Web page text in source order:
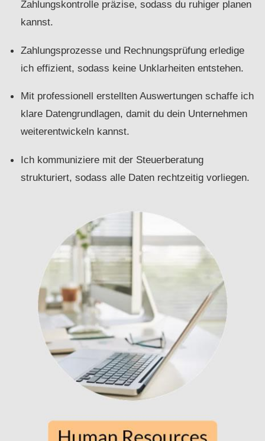
Zahlungskontrolle präzise, sodass du ruhiger planen
kannst.
Zahlungsprozesse und Rechnungsprüfung erledige
ich effizient, sodass keine Unklarheiten entstehen.
Mit professionell erstellten Auswertungen schaffe ich
klare Datengrundlagen, damit du dein Unternehmen
weiterentwickeln kannst.
Ich kommuniziere mit der Steuerberatung
strukturiert, sodass alle Daten rechtzeitig vorliegen.